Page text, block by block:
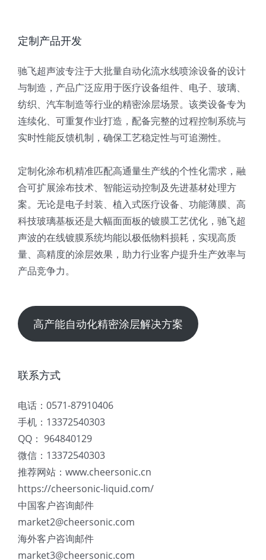
定制产品开发
驰飞超声波专注于大批量自动化流水线喷涂设备的设计
与制造，产品广泛应用于医疗设备组件、电子、玻璃、
纺织、汽车制造等行业的精密涂层场景。该类设备专为
连续化、可重复作业打造，配备完整的过程控制系统与
实时性能反馈机制，确保工艺稳定性与可追溯性。
定制化涂布机精准匹配高通量生产线的个性化需求，融
合可扩展涂布技术、智能运动控制及先进基材处理方
案。无论是电子封装、植入式医疗设备、功能薄膜、高
科技玻璃基板还是大幅面面板的镀膜工艺优化，驰飞超
声波的在线镀膜系统均能以极低物料损耗，实现高质
量、高精度的涂层效果，助力行业客户提升生产效率与
产品竞争力。
高产能自动化精密涂层解决方案
联系方式
电话：0571-87910406
手机：13372540303
QQ： 964840129
微信：13372540303
推荐网站：www.cheersonic.cn
https://cheersonic-liquid.com/
中国客户咨询邮件
market2@cheersonic.com
海外客户咨询邮件
market3@cheersonic.com